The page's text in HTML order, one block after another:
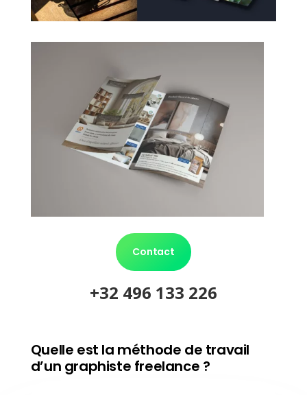
Contact
+32 496 133 226
Quelle est la méthode de travail
d’un graphiste freelance ?